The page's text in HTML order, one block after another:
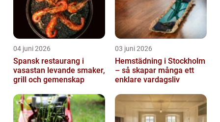
04 juni 2026
Spansk restaurang i
vasastan levande smaker,
grill och gemenskap
03 juni 2026
Hemstädning i Stockholm
– så skapar många ett
enklare vardagsliv